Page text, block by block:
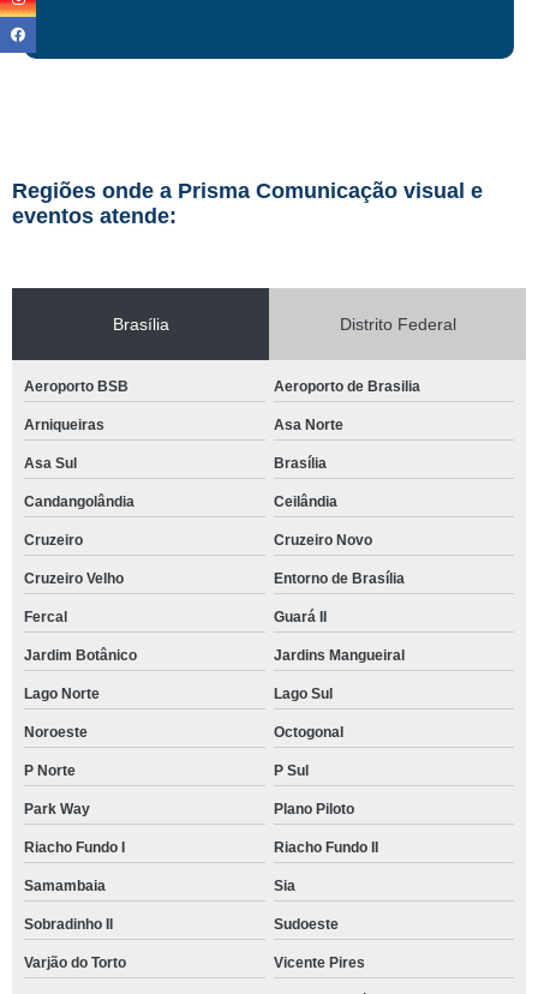
Regiões onde a Prisma Comunicação visual e
eventos atende:
Brasília Distrito Federal
Aeroporto BSB Aeroporto de Brasilia
Arniqueiras Asa Norte
Asa Sul Brasília
Candangolândia Ceilândia
Cruzeiro Cruzeiro Novo
Cruzeiro Velho Entorno de Brasília
Fercal Guará II
Jardim Botânico Jardins Mangueiral
Lago Norte Lago Sul
Noroeste Octogonal
P Norte P Sul
Park Way Plano Piloto
Riacho Fundo I Riacho Fundo II
Samambaia Sia
Sobradinho II Sudoeste
Varjão do Torto Vicente Pires